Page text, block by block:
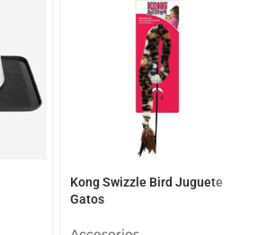
Kong Swizzle Bird Juguete
Gatos